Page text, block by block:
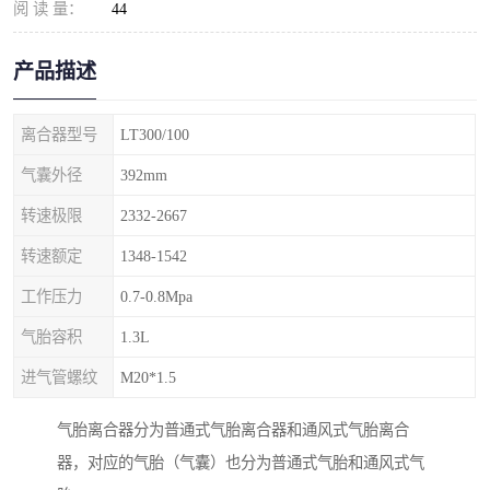
阅 读 量： 44
产品描述
离合器型号 LT300/100
气囊外径 392mm
转速极限 2332-2667
转速额定 1348-1542
工作压力 0.7-0.8Mpa
气胎容积 1.3L
进气管螺纹 M20*1.5
气胎离合器分为普通式气胎离合器和通风式气胎离合
器，对应的气胎（气囊）也分为普通式气胎和通风式气